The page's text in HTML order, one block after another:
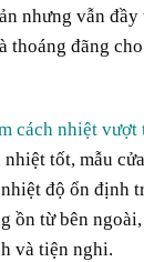
nhưng vẫn đầy
thoáng đãng
cách nhiệt vượt
nhiệt tốt, mẫu
độ ổn định
ồn từ bên
và tiện nghi.